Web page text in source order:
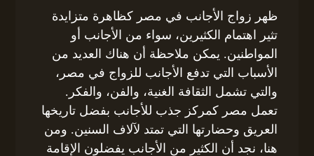
ظهر زواج الأجانب في مصر كظاهرة متزايدة
تثير اهتمام الكثيرين، سواء من الأجانب أو
المواطنين. يمكن ملاحظة أن هناك العديد من
الأسباب التي تدفع الأجانب للزواج في مصر،
والتي تشمل الثقافة الغنية، والفن، والفكر.
تعمل مصر كمركز جذب للأجانب بفضل تاريخها
العريق وحضارتها التي تمتد لآلاف السنين. ومن
هنا، نجد أن الكثير من الأجانب يفضلون الإقامة